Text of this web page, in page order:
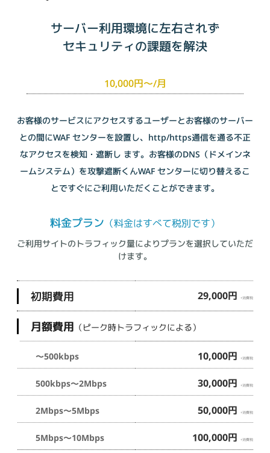
サーバー利用環境に左右されず
セキュリティの課題を解決
10,000円〜/月
お客様のサービスにアクセスするユーザーとお客様のサーバー
との間にWAF センターを設置し、http/https通信を通る不正
なアクセスを検知・遮断し ます。お客様のDNS（ドメインネ
ームシステム）を攻撃遮断くんWAF センターに切り替えるこ
とですぐにご利用いただくことができます。
料金プラン （料金はすべて税別です）
ご利用サイトのトラフィック量によりプランを選択していただ
けます。
初期費用 29,000円 +消費税
月額費用 （ピーク時トラフィックによる）
～500kbps 10,000円 +消費税
500kbps～2Mbps 30,000円 +消費税
2Mbps～5Mbps 50,000円 +消費税
5Mbps～10Mbps 100,000円 +消費税